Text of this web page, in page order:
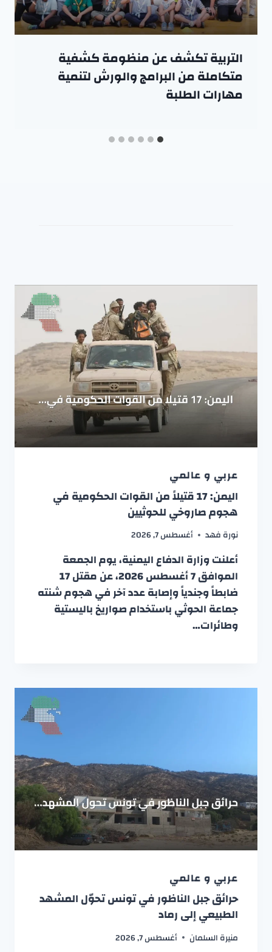
التربية تكشف عن منظومة كشفية
متكاملة من البرامج والورش لتنمية
مهارات الطلبة
عربي و عالمي
اليمن: 17 قتيلاً من القوات الحكومية في
هجوم صاروخي للحوثيين
نورة فهد أغسطس 7, 2026
أعلنت وزارة الدفاع اليمنية، يوم الجمعة
الموافق 7 أغسطس 2026، عن مقتل 17
ضابطاً وجندياً وإصابة عدد آخر في هجوم شنته
جماعة الحوثي باستخدام صواريخ باليستية
وطائرات…
عربي و عالمي
حرائق جبل الناظور في تونس تحوّل المشهد
الطبيعي إلى رماد
منيرة السلمان أغسطس 7, 2026